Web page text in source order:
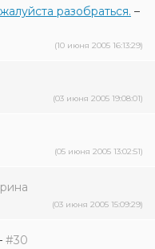
разобраться. –
(10 июня 2005 16:13:29)
(03 июня 2005 19:08:01)
(05 июня 2005 13:02:51)
(03 июня 2005 15:09:29)
#30